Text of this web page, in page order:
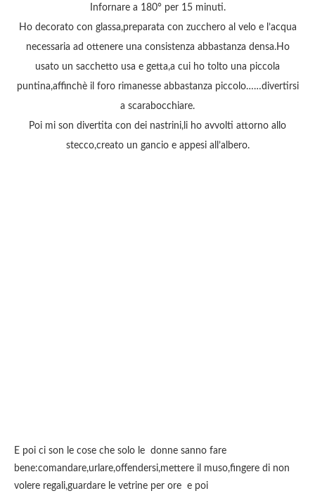
Infornare a 180° per 15 minuti.
Ho decorato con glassa,preparata con zucchero al velo e l’acqua
necessaria ad ottenere una consistenza abbastanza densa.Ho
usato un sacchetto usa e getta,a cui ho tolto una piccola
puntina,affinchè il foro rimanesse abbastanza piccolo……divertirsi
a scarabocchiare.
Poi mi son divertita con dei nastrini,li ho avvolti attorno allo
stecco,creato un gancio e appesi all’albero.
E poi ci son le cose che solo le donne sanno fare
bene:comandare,urlare,offendersi,mettere il muso,fingere di non
volere regali,guardare le vetrine per ore e poi